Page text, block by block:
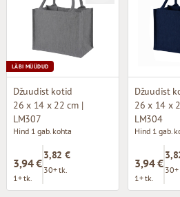
LÄBI MÜÜDUD
Džuudist kotid
26 x 14 x 22 cm |
LM307
Hind 1 gab. kohta
3,94 €
1+ tk.
3,82 €
30+ tk.
Džuudist
26 x 14 x
LM304
Hind 1 gab.
3,94 €
1+ tk.